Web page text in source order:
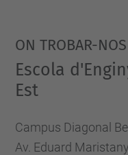
ON TROBAR-NOS
Escola
Est
Campus Diagonal
Av. Eduard